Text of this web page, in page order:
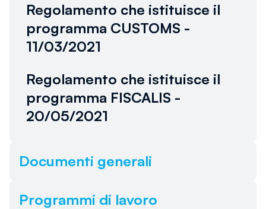
Al momento non è disponibile
alcun link. Torna più tardi.
Regolamento che istituisce il
programma CUSTOMS -
11/03/2021
Regolamento che istituisce il
programma FISCALIS -
20/05/2021
Documenti generali
Programmi di lavoro